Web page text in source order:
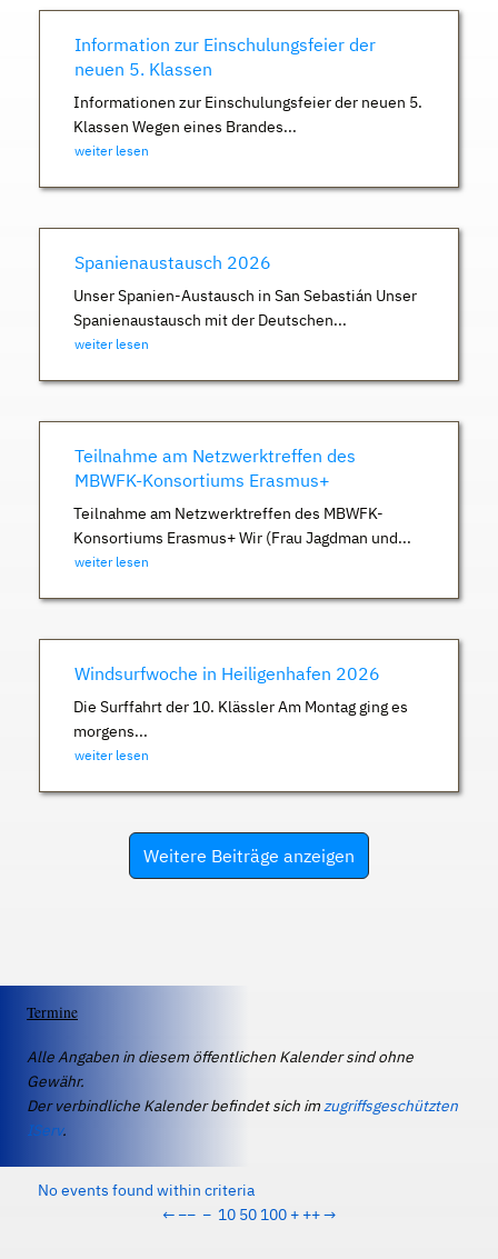
Information zur Einschulungsfeier der
neuen 5. Klassen
Informationen zur Einschulungsfeier der neuen 5.
Klassen Wegen eines Brandes...
weiter lesen
Spanienaustausch 2026
Unser Spanien-Austausch in San Sebastián Unser
Spanienaustausch mit der Deutschen...
weiter lesen
Teilnahme am Netzwerktreffen des
MBWFK-Konsortiums Erasmus+
Teilnahme am Netzwerktreffen des MBWFK-
Konsortiums Erasmus+ Wir (Frau Jagdman und...
weiter lesen
Windsurfwoche in Heiligenhafen 2026
Die Surffahrt der 10. Klässler Am Montag ging es
morgens...
weiter lesen
Weitere Beiträge anzeigen
Termine
Alle Angaben in diesem öffentlichen Kalender sind ohne
Gewähr.
Der verbindliche Kalender befindet sich imzugriffsgeschützten
IServ.
No events found within criteria
← −− − 10 50 100 + ++→